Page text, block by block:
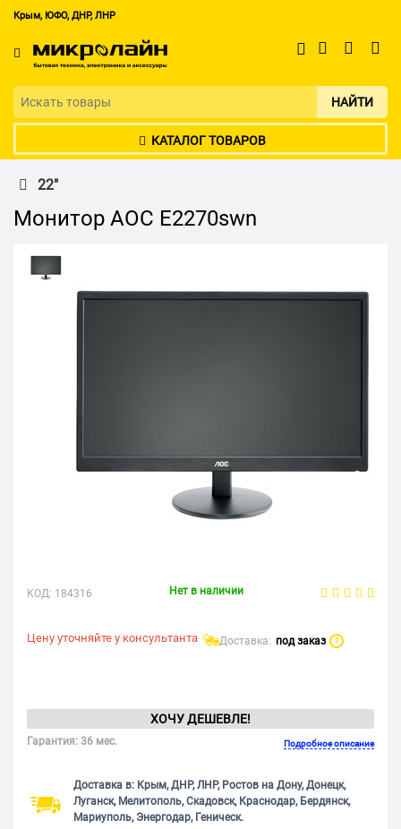
Крым, ЮФО, ДНР, ЛНР
НАЙТИ
КАТАЛОГ ТОВАРОВ
22"
Монитор AOC E2270swn
КОД: 184316 Нет в наличии
Цену уточняйте у консультанта Доставка: под заказ ?
ХОЧУ ДЕШЕВЛЕ!
Гарантия: 36 мес. Подробное описание
Доставка в: Крым, ДНР, ЛНР, Ростов на Дону, Донецк,
Луганск, Мелитополь, Скадовск, Краснодар, Бердянск,
Мариуполь, Энергодар, Геническ.